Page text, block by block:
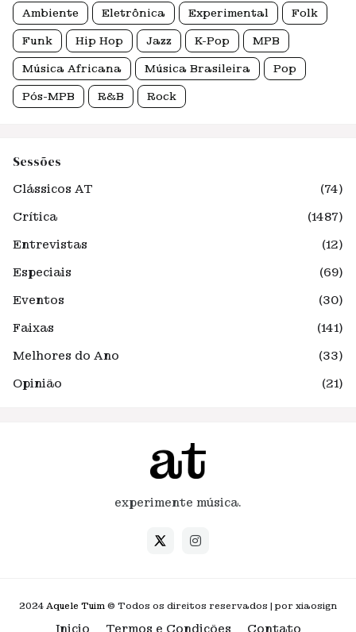
Ambiente Eletrônica Experimental Folk
Funk Hip Hop Jazz K-Pop MPB
Música Africana Música Brasileira Pop
Pós-MPB R&B Rock
Sessões
Clássicos AT
(74)
Crítica
(1487)
Entrevistas
(12)
Especiais
(69)
Eventos
(30)
Faixas
(141)
Melhores do Ano
(33)
Opinião
(21)
experimente música.
2024 Aquele Tuim © Todos os direitos reservados | por xiaosign
Inicio Termos e Condições Contato